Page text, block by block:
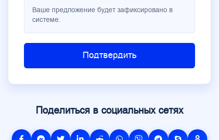
Ваше предложение будет зафиксировано в
системе.
Подтвердить
Поделиться в социальных сетях